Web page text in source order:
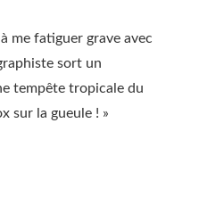
me fatiguer grave avec
sort un
tempête tropicale du
sur la gueule ! »